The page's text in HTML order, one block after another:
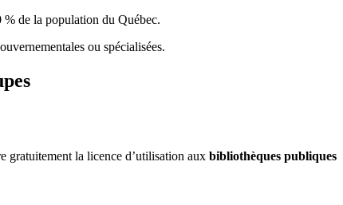
% de la population du Québec.
ou spécialisées.
gratuitement la licence d’utilisation aux bibliothèques publiques